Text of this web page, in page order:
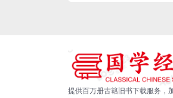
提供百万册古籍旧书下载服务，